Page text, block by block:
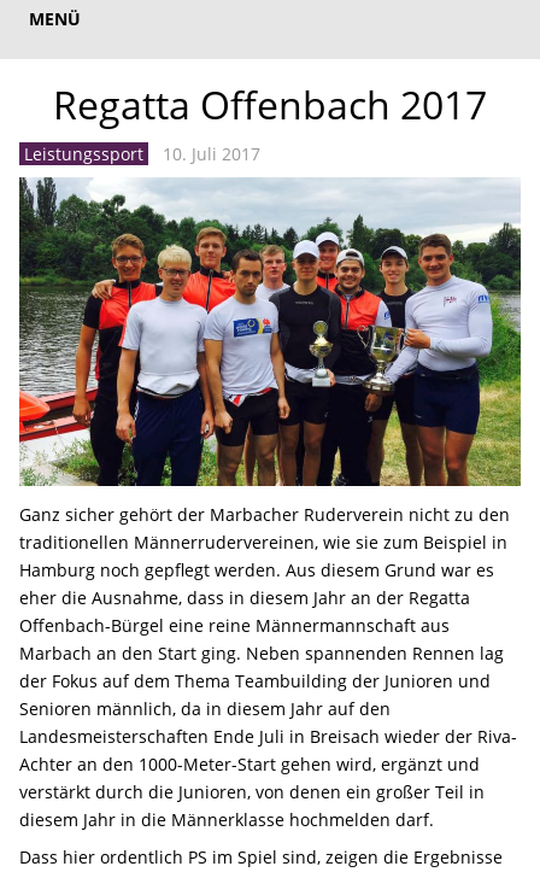
MENÜ
Regatta Offenbach 2017
Leistungssport 10. Juli 2017
Ganz sicher gehört der Marbacher Ruderverein nicht zu den
traditionellen Männerrudervereinen, wie sie zum Beispiel in
Hamburg noch gepflegt werden. Aus diesem Grund war es
eher die Ausnahme, dass in diesem Jahr an der Regatta
Offenbach-Bürgel eine reine Männermannschaft aus
Marbach an den Start ging. Neben spannenden Rennen lag
der Fokus auf dem Thema Teambuilding der Junioren und
Senioren männlich, da in diesem Jahr auf den
Landesmeisterschaften Ende Juli in Breisach wieder der Riva-
Achter an den 1000-Meter-Start gehen wird, ergänzt und
verstärkt durch die Junioren, von denen ein großer Teil in
diesem Jahr in die Männerklasse hochmelden darf.
Dass hier ordentlich PS im Spiel sind, zeigen die Ergebnisse